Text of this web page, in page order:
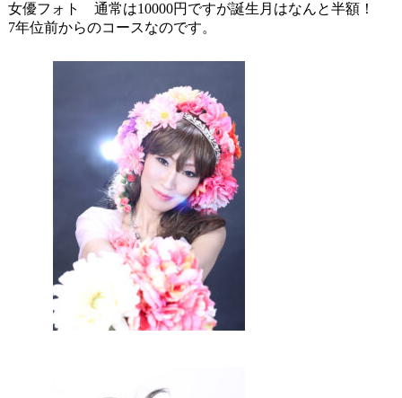
女優フォト 通常は10000円ですが誕生月はなんと半額！
7年位前からのコースなのです。